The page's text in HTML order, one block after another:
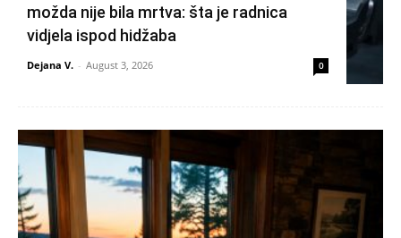
možda nije bila mrtva: šta je radnica
vidjela ispod hidžaba
Dejana V. - August 3, 2026 0